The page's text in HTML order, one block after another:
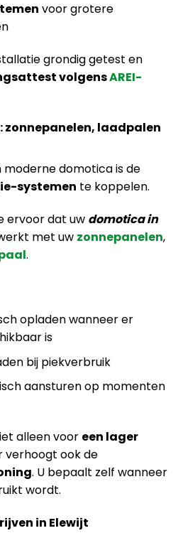
voor grotere
grondig getest en
volgensAREI-
zonnepanelen, laadpalen
domotica is de
systemen te koppelen.
ervoor dat uw domotica in
met uw zonnepanelen,
.
opladen wanneer er
is
bij piekverbruik
aansturen op momenten
alleen voor een lager
verhoogt ook de
. U bepaalt zelf wanneer
wordt.
in Elewijt